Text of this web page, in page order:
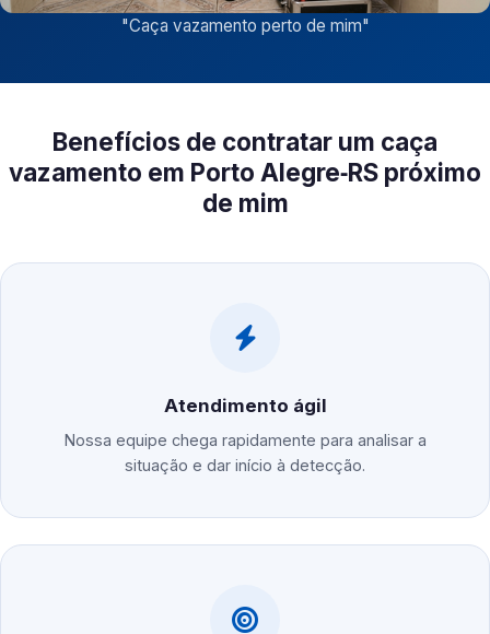
"Caça vazamento perto de mim"
Benefícios de contratar um caça
vazamento em Porto Alegre‑RS próximo
de mim
Atendimento ágil
Nossa equipe chega rapidamente para analisar a
situação e dar início à detecção.